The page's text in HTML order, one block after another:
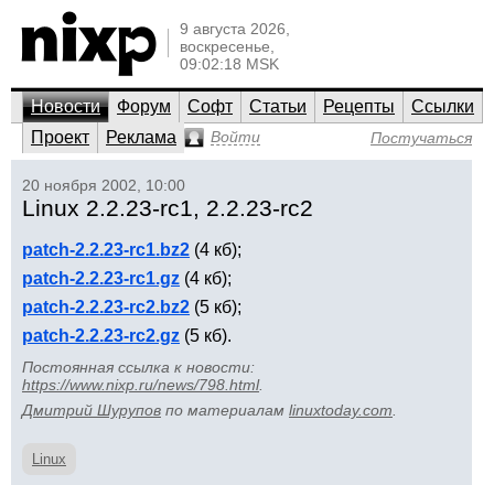
9 августа 2026,
воскресенье,
09:02:18 MSK
Новости Форум Софт Статьи Рецепты
Ссылки
Проект
Реклама Войти Постучаться
20 ноября 2002, 10:00
Linux 2.2.23-rc1, 2.2.23-rc2
patch-2.2.23-rc1.bz2 (4 кб);
patch-2.2.23-rc1.gz (4 кб);
patch-2.2.23-rc2.bz2 (5 кб);
patch-2.2.23-rc2.gz (5 кб).
Постоянная ссылка к новости:
https://www.nixp.ru/news/798.html.
Дмитрий Шурупов по материалам linuxtoday.com
Linux